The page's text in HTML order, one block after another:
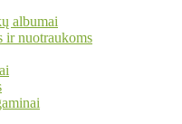
albumai
ir nuotraukoms